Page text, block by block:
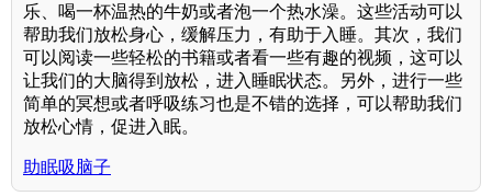
乐、喝一杯温热的牛奶或者泡一个热水澡。这些活动可以
帮助我们放松身心，缓解压力，有助于入睡。其次，我们
可以阅读一些轻松的书籍或者看一些有趣的视频，这可以
让我们的大脑得到放松，进入睡眠状态。另外，进行一些
简单的冥想或者呼吸练习也是不错的选择，可以帮助我们
放松心情，促进入眠。
助眠吸脑子